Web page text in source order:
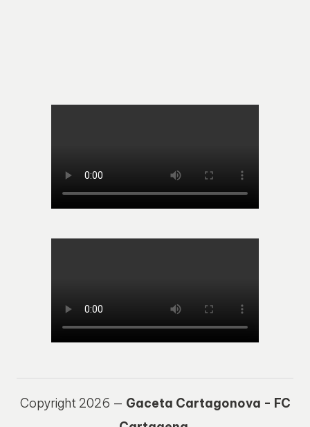
Copyright 2026 — Gaceta Cartagonova - FC